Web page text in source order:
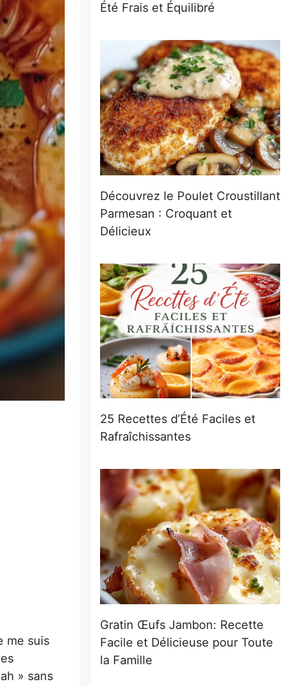
me suis
» sans
Été Frais et Équilibré
Découvrez le Poulet Croustillant
Parmesan : Croquant et
Délicieux
25 Recettes d’Été Faciles et
Rafraîchissantes
Gratin Œufs Jambon: Recette
Facile et Délicieuse pour Toute
la Famille